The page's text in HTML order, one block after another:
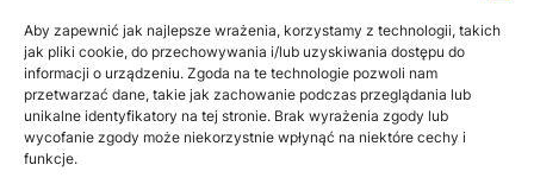
Aby zapewnić jak najlepsze wrażenia, korzystamy z technologii, takich
jak pliki cookie, do przechowywania i/lub uzyskiwania dostępu do
informacji o urządzeniu. Zgoda na te technologie pozwoli nam
przetwarzać dane, takie jak zachowanie podczas przeglądania lub
unikalne identyfikatory na tej stronie. Brak wyrażenia zgody lub
wycofanie zgody może niekorzystnie wpłynąć na niektóre cechy i
funkcje.
KRS0001215994
NIP5492488380
REGON543667703
Nr konta bankowego